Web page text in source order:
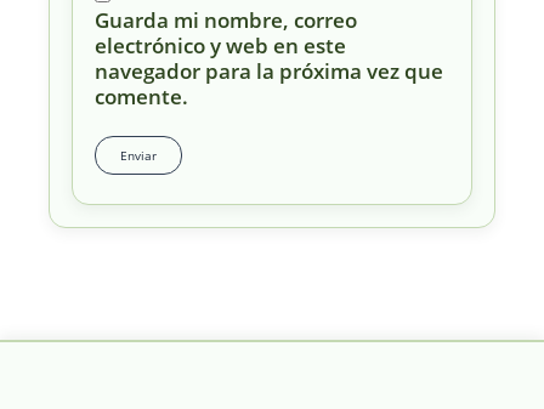
Guarda mi nombre, correo
electrónico y web en este
navegador para la próxima vez que
comente.